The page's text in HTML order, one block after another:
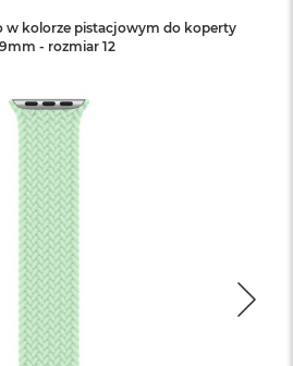
w kolorze pistacjowym do koperty
- rozmiar 12